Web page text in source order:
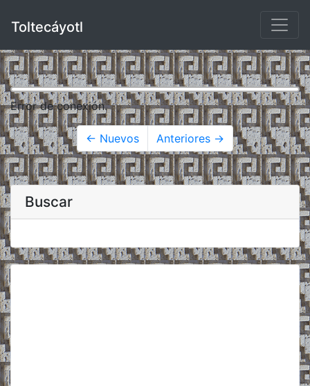
Toltecáyotl
Error de conexión.
← Nuevos Anteriores →
Buscar